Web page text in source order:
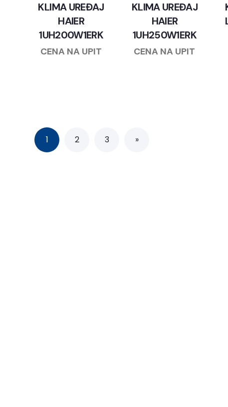
KLIMA UREĐAJ
HAIER
1UH200W1ERK
CENA NA UPIT
KLIMA UREĐAJ
HAIER
1UH250W1ERK
CENA NA UPIT
1 2 3 »